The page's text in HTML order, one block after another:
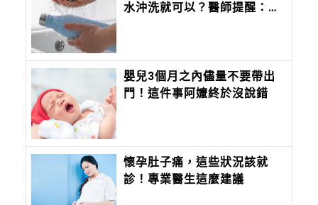
水沖洗就可以？醫師提醒：清
嬰兒3個月之內儘量不要帶出
門！這件事阿嬤終於沒說錯
懷孕肚子痛，這些狀況該就
診！專業醫生這麼建議